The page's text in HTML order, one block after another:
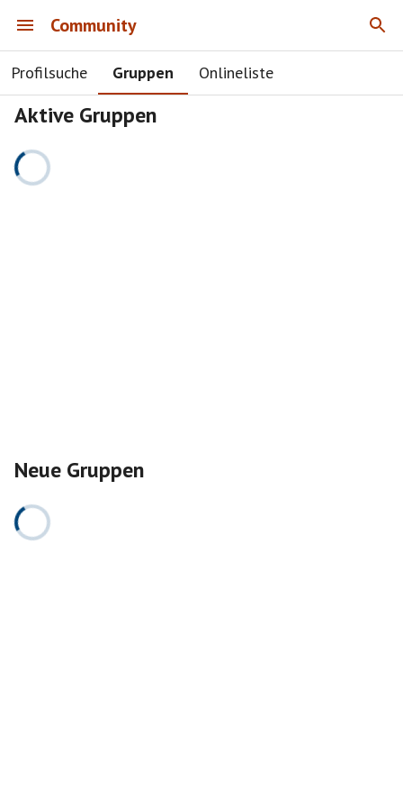
Community
Profilsuche Gruppen Onlineliste
Aktive Gruppen
Neue Gruppen